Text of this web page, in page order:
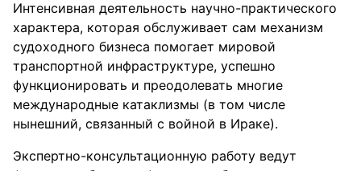
Интенсивная деятельность научно-практического
характера, которая обслуживает сам механизм
судоходного бизнеса помогает мировой
транспортной инфраструктуре, успешно
функционировать и преодолевать многие
международные катаклизмы (в том числе
нынешний, связанный с войной в Ираке).
Экспертно-консультационную работу ведут